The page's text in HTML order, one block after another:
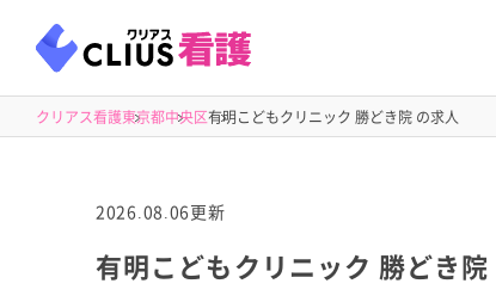
クリアス看護東京都中央区有明こどもクリニック 勝どき院 の求人
2026.08.06更新
有明こどもクリニック 勝どき院